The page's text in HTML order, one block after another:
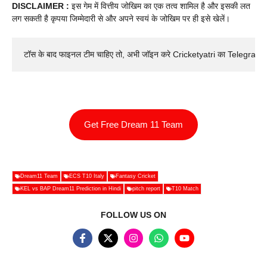
DISCLAIMER : इस गेम में वित्तीय जोखिम का एक तत्व शामिल है और इसकी लत
लग सकती है कृपया जिम्मेदारी से और अपने स्वयं के जोखिम पर ही इसे खेलें।
टॉस के बाद फाइनल टीम चाहिए तो, अभी जॉइन करे Cricketyatri का
Get Free Dream 11 Team
Dream11 Team ECS T10 Italy Fantasy Cricket
KEL vs BAP Dream11 Prediction in Hindi pitch report T10 Match
FOLLOW US ON